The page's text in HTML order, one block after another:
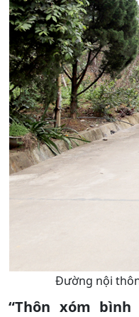
Đường nội
“Thôn xóm